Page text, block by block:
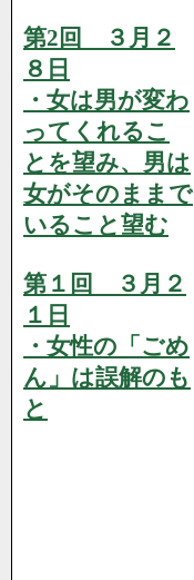
第2回 ３月２
８日
・女は男が変わ
ってくれるこ
とを望み、男は
女がそのままで
いること望む
第１回 ３月２
１日
・女性の「ごめ
ん」は誤解のも
と